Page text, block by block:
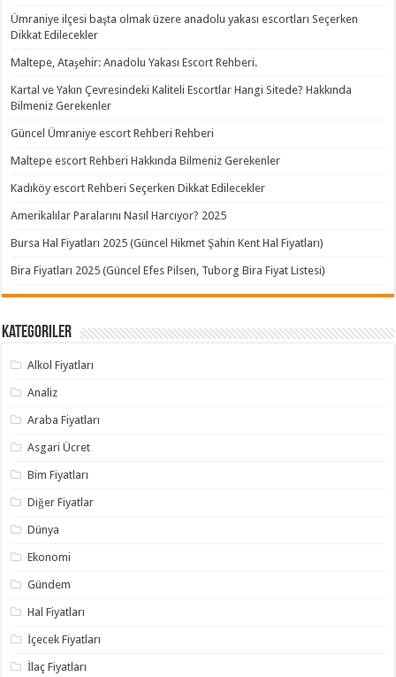
Ümraniye ilçesi başta olmak üzere anadolu yakası escortları Seçerken
Dikkat Edilecekler
Maltepe, Ataşehir: Anadolu Yakası Escort Rehberi.
Kartal ve Yakın Çevresindeki Kaliteli Escortlar Hangi Sitede? Hakkında
Bilmeniz Gerekenler
Güncel Ümraniye escort Rehberi Rehberi
Maltepe escort Rehberi Hakkında Bilmeniz Gerekenler
Kadıköy escort Rehberi Seçerken Dikkat Edilecekler
Amerikalılar Paralarını Nasıl Harcıyor? 2025
Bursa Hal Fiyatları 2025 (Güncel Hikmet Şahin Kent Hal Fiyatları)
Bira Fiyatları 2025 (Güncel Efes Pilsen, Tuborg Bira Fiyat Listesi)
Kategoriler
Alkol Fiyatları
Analiz
Araba Fiyatları
Asgari Ücret
Bim Fiyatları
Diğer Fiyatlar
Dünya
Ekonomi
Gündem
Hal Fiyatları
İçecek Fiyatları
İlaç Fiyatları